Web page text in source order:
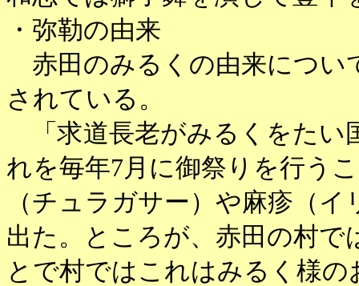
・弥勒の由来
赤田のみるくの由来につい
されている。
「求道長老がみるくをたい
れを毎年7月に御祭りを行う
（チュラガサー）や麻疹（
出た。ところが、赤田の村
とで村ではこれはみるく様